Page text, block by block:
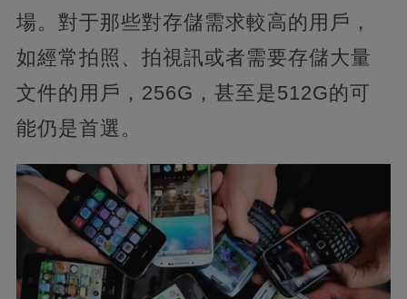
場。對于那些對存儲需求較高的用戶，
如經常拍照、拍視訊或者需要存儲大量
文件的用戶，256G，甚至是512G的可
能仍是首選。